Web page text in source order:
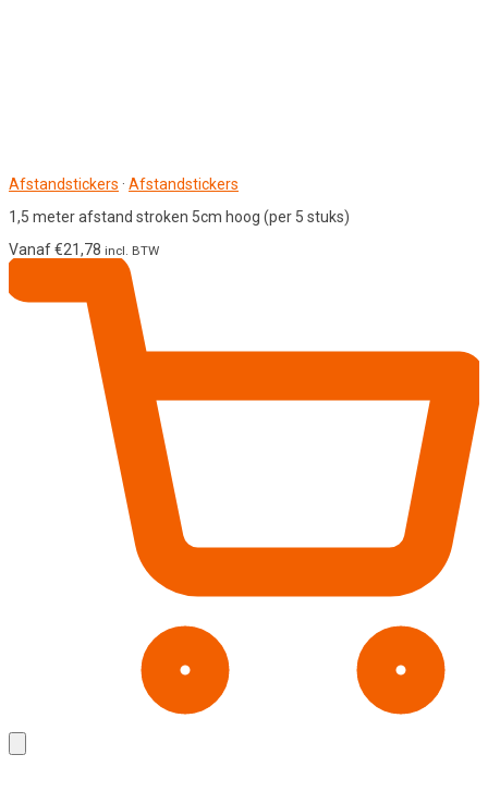
Afstandstickers · Afstandstickers
1,5 meter afstand stroken 5cm hoog (per 5 stuks)
Vanaf€21,78 incl. BTW